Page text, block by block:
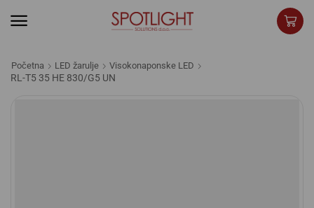
Početna LED žarulje Visokonaponske LED
RL-T5 35 HE 830/G5 UN